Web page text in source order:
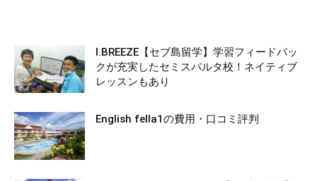
I.BREEZE【セブ島留学】学習フィードバッ
クが充実したセミスパルタ校！ネイティブ
レッスンもあり
English fella1の費用・口コミ評判